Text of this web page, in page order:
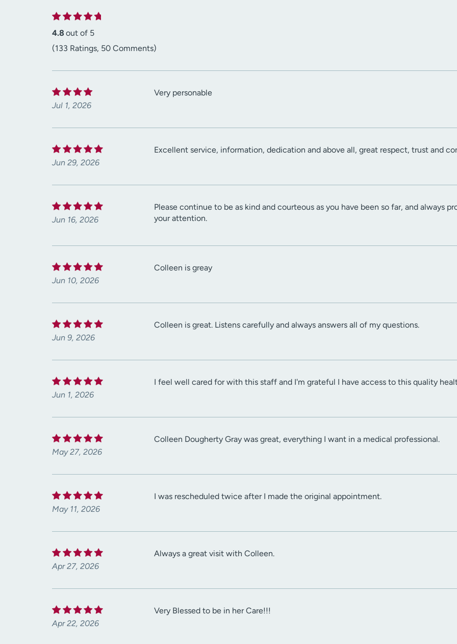
4.8 out of 5
(133 Ratings, 50 Comments)
Jul 1, 2026
Very personable
Jun 29, 2026
Excellent service, information, dedication and above all, great respect, trust and
Jun 16, 2026
Please continue to be as kind and courteous as you have been so far, and always
your attention.
Jun 10, 2026
Colleen is greay
Jun 9, 2026
Colleen is great. Listens carefully and always answers all of my questions.
Jun 1, 2026
I feel well cared for with this staff and I'm grateful I have access to this quality
May 27, 2026
Colleen Dougherty Gray was great, everything I want in a medical professional.
May 11, 2026
I was rescheduled twice after I made the original appointment.
Apr 27, 2026
Always a great visit with Colleen.
Apr 22, 2026
Very Blessed to be in her Care!!!